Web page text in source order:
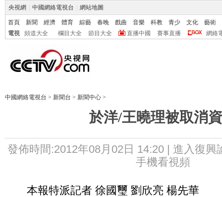
央視網 中國網絡電視台 網站地圖
首頁 新聞 經濟 體育 綜藝 春晚 戲曲 音樂 科教 青少 文化
藝術
電視
頻道大全 欄目大全 節目大全 直播中國 賽事直播 網絡
中國網絡電視台 > 新聞台 > 新聞中心 >
於洋/王曉理被取消
發佈時間:2012年08月02日 14:20 | 進入復興
手機看視頻
本報特派記者 徐國璽 劉欣亮 楊先華